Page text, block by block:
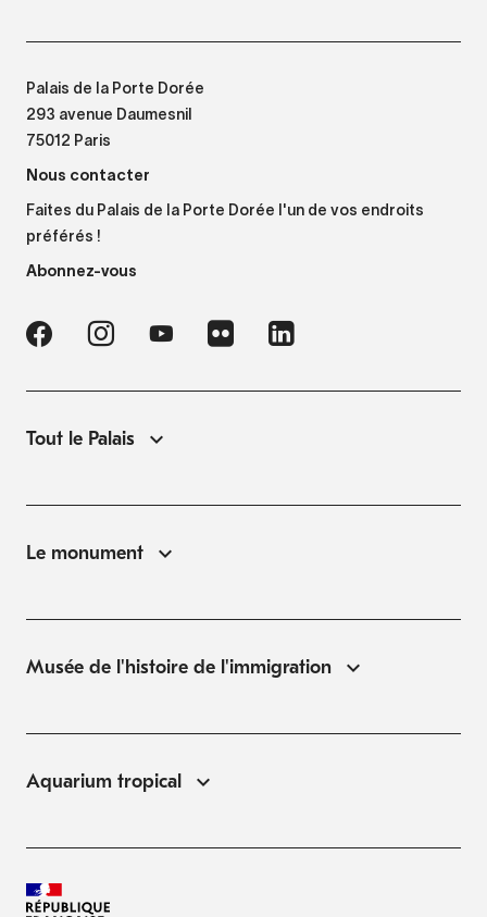
Palais de la Porte Dorée
293 avenue Daumesnil
75012 Paris
Nous contacter
Faites du Palais de la Porte Dorée l'un de vos endroits
préférés !
Abonnez-vous
Tout le Palais
Le monument
Musée de l'histoire de l'immigration
Aquarium tropical